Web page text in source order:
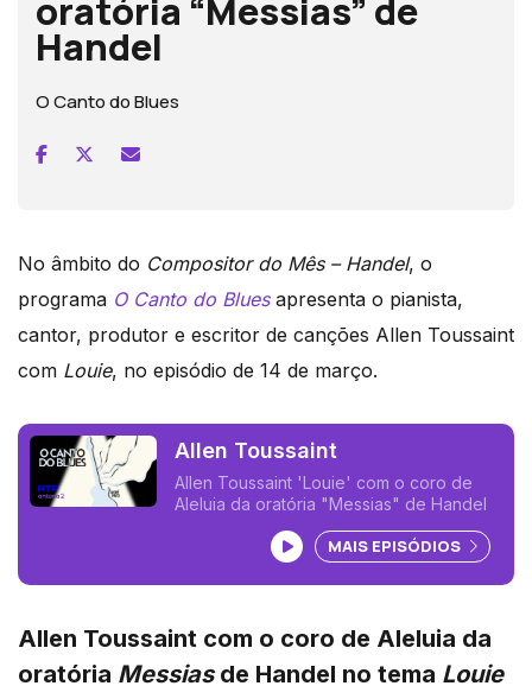
oratória “Messias” de
Handel
O Canto do Blues
No âmbito do Compositor do Mês – Handel, o
programa O Canto do Bluesapresenta o pianista,
cantor, produtor e escritor de canções Allen Toussaint
com Louie, no episódio de 14 de março.
Allen Toussaint
Allen Toussaint 'Louie' com o coro de
Aleluia da oratória "Messias" de Handel
Ouvir podcast
MAIS EPISÓDIOS
Allen Toussaint com o coro de Aleluia da
oratória Messiasde Handel no tema Louie